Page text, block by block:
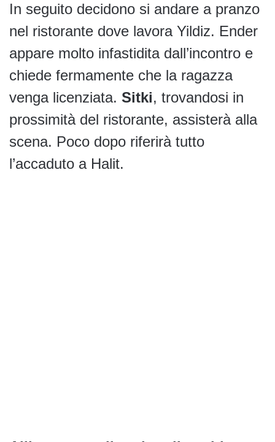
In seguito decidono si andare a pranzo
nel ristorante dove lavora Yildiz. Ender
appare molto infastidita dall’incontro e
chiede fermamente che la ragazza
venga licenziata. Sitki, trovandosi in
prossimità del ristorante, assisterà alla
scena. Poco dopo riferirà tutto
l’accaduto a Halit.